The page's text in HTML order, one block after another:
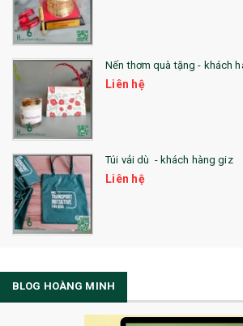
Nến thơm quà tặng - khách
Liên hệ
Túi vải dù - khách hàng giz
Liên hệ
BLOG HOÀNG MINH